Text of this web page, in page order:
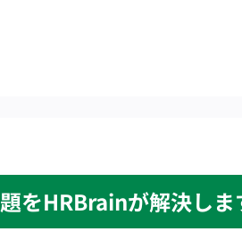
をHRBrainが解決しま